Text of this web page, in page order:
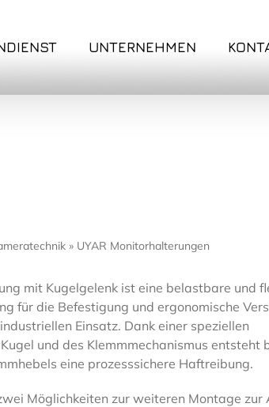
UNTERNEHMEN
» UYAR Monitorhalterungen
mit Kugelgelenk ist eine belastbare und
für die Befestigung und ergonomische
Einsatz. Dank einer speziellen
und des Klemmmechanismus entsteht
eine prozesssichere Haftreibung.
Möglichkeiten zur weiteren Montage zur